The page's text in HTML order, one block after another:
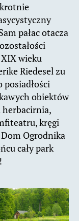
pałac otacza
wieku
Riedesel zu
posiadłości
obiektów
herbacirnia,
kręgi
Ogrodnika
cały park